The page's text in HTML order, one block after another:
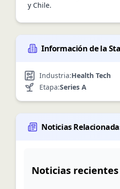
y Chile.
Información de la
Industria:Health Tech
Etapa:Series A
Noticias
Noticias recientes